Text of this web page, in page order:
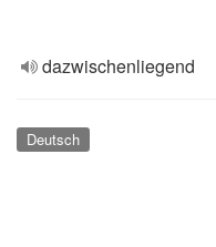
dazwischenliegend
Deutsch